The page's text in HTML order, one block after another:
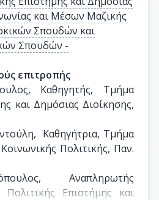
και Μέσων Μαζικής
Σπουδών και
Σπουδών -
επιτροπής
Καθηγητής, Τμήμα
και Δημόσιας Διοίκησης,
Καθηγήτρια, Τμήμα
Πολιτικής, Παν.
Αναπληρωτής
Επιστήμης και